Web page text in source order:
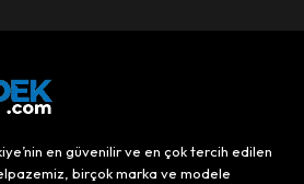
en güvenilir ve en çok tercih edilen
birçok marka ve modele